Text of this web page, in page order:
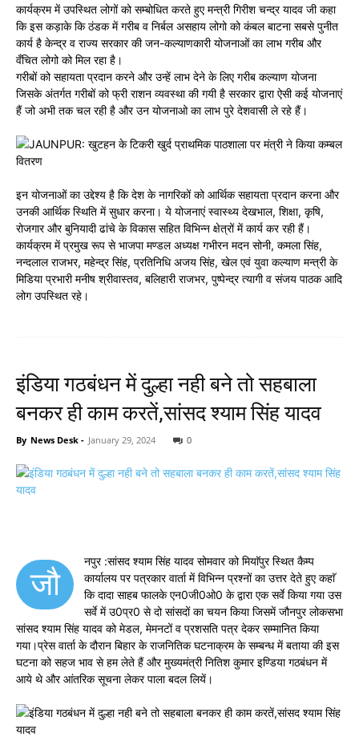
कार्यक्रम में उपस्थित लोगों को सम्बोधित करते हुए मन्त्री गिरीश चन्द्र यादव जी कहा
कि इस कड़ाके कि ठंडक में गरीब व निर्बल असहाय लोगो को कंबल बाटना सबसे पुनीत
कार्य है केन्द्र व राज्य सरकार की जन-कल्याणकारी योजनाओं का लाभ गरीब और
वँचित लोगो को मिल रहा है।
गरीबों को सहायता प्रदान करने और उन्हें लाभ देने के लिए गरीब कल्याण योजना
जिसके अंतर्गत गरीबों को फ्री राशन व्यवस्था की गयी है सरकार द्वारा ऐसी कई योजनाएं
हैं जो अभी तक चल रही है और उन योजनाओ का लाभ पुरे देशवासी ले रहे हैं।
इन योजनाओं का उद्देश्य है कि देश के नागरिकों को आर्थिक सहायता प्रदान करना और
उनकी आर्थिक स्थिति में सुधार करना। ये योजनाएं स्वास्थ्य देखभाल, शिक्षा, कृषि,
रोजगार और बुनियादी ढांचे के विकास सहित विभिन्न क्षेत्रों में कार्य कर रही हैं।
कार्यक्रम में प्रमुख रूप से भाजपा मण्डल अध्यक्ष गभीरन मदन सोनी, कमला सिंह,
नन्दलाल राजभर, महेन्द्र सिंह, प्रतिनिधि अजय सिंह, खेल एवं युवा कल्याण मन्त्री के
मिडिया प्रभारी मनीष श्रीवास्तव, बलिहारी राजभर, पुष्पेन्द्र त्यागी व संजय पाठक आदि
लोग उपस्थित रहे।
इंडिया गठबंधन में दुल्हा नही बने तो सहबाला
बनकर ही काम करतें,सांसद श्याम सिंह यादव
By News Desk - January 29, 2024 0
जौ
नपुर :सांसद श्याम सिंह यादव सोमवार को मियाॅपुर स्थित कैम्प
कार्यालय पर पत्रकार वार्ता में विभिन्न प्रश्नों का उत्तर देते हुए कहाॅ
कि दादा साहब फालके एन0जी0ओ0 के द्वारा एक सर्वे किया गया उस
सर्वे में उ0प्र0 से दो सांसदों का चयन किया जिसमें जौनपुर लोकसभा
सांसद श्याम सिंह यादव को मेडल, मेमनटों व प्रशसति पत्र देकर सम्मानित किया
गया।प्रेस वार्ता के दौरान बिहार के राजनितिक घटनाक्रम के सम्बन्ध में बताया की इस
घटना को सहज भाव से हम लेते हैं और मुख्यमंत्री नितिश कुमार इण्डिया गठबंधन में
आये थे और आंतरिक सूचना लेकर पाला बदल लियें।